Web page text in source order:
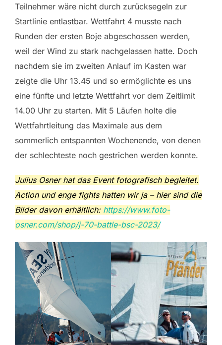
Teilnehmer wäre nicht durch zurücksegeln zur
Startlinie entlastbar. Wettfahrt 4 musste nach
Runden der ersten Boje abgeschossen werden,
weil der Wind zu stark nachgelassen hatte. Doch
nachdem sie im zweiten Anlauf im Kasten war
zeigte die Uhr 13.45 und so ermöglichte es uns
eine fünfte und letzte Wettfahrt vor dem Zeitlimit
14.00 Uhr zu starten. Mit 5 Läufen holte die
Wettfahrtleitung das Maximale aus dem
sommerlich entspannten Wochenende, von denen
der schlechteste noch gestrichen werden konnte.
Julius Osner hat das Event fotografisch begleitet.
Action und enge fights hatten wir ja – hier sind die
Bilder davon erhältlich: https://www.foto-
osner.com/shop/j-70-battle-bsc-2023/